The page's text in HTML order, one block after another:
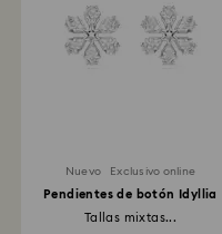
Nuevo Exclusivo online
Pendientes de botón Idyllia
Tallas mixtas...